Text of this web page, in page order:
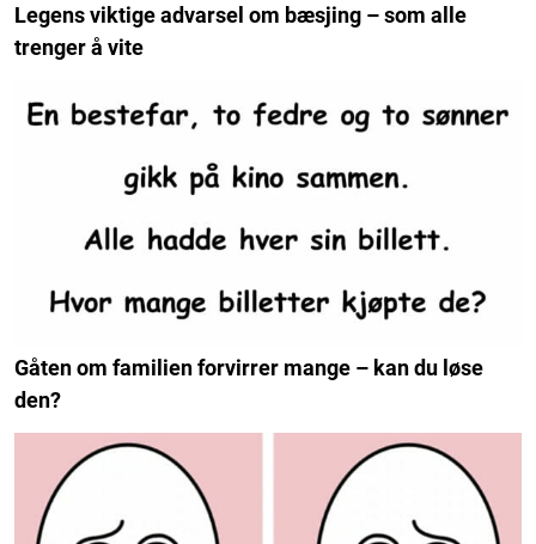
Legens viktige advarsel om bæsjing – som alle
trenger å vite
Gåten om familien forvirrer mange – kan du løse
den?